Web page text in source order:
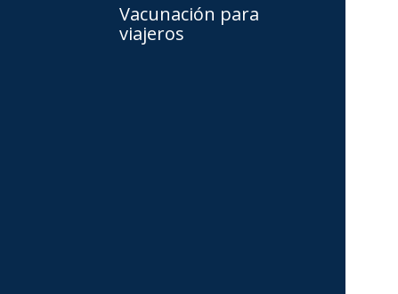
Vacunación para
viajeros